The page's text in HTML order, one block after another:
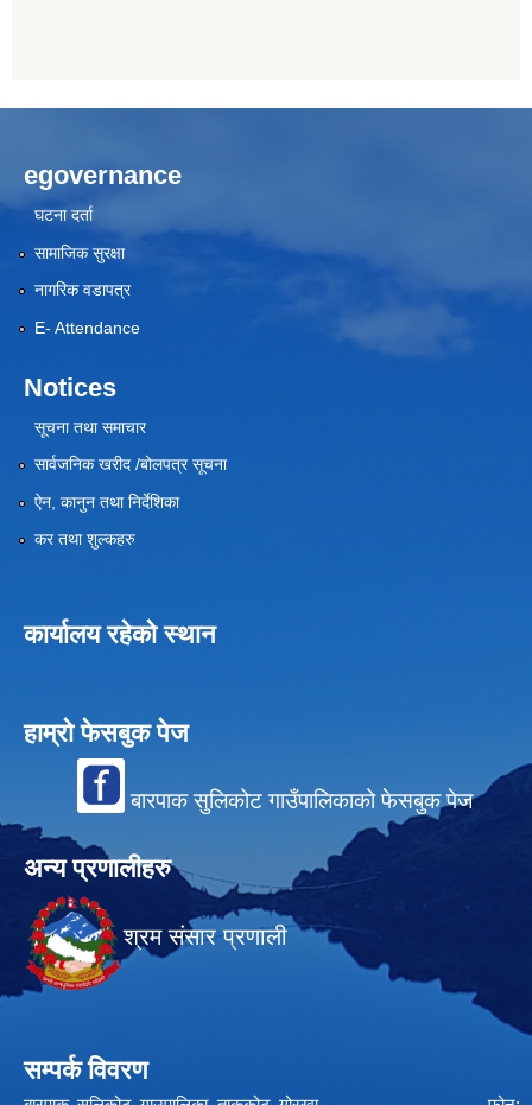
egovernance
घटना दर्ता
सामाजिक सुरक्षा
नागरिक वडापत्र
E- Attendance
Notices
सूचना तथा समाचार
सार्वजनिक खरीद /बोलपत्र सूचना
ऐन, कानुन तथा निर्देशिका
कर तथा शुल्कहरु
कार्यालय रहेको स्थान
हाम्रो फेसबुक पेज
बारपाक सुलिकोट गाउँपालिकाको फेसबुक पेज
अन्य प्रणालीहरु
श्रम संसार प्रणाली
सम्पर्क विवरण